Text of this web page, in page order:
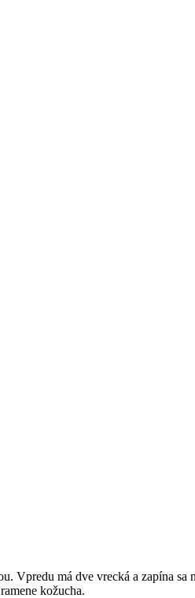
Vpredu má dve vrecká a zapína sa
kožucha.